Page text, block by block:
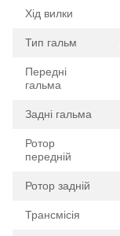
Хід вилки
Тип гальм
Передні
гальма
Задні гальма
Ротор
передній
Ротор задній
Трансмісія